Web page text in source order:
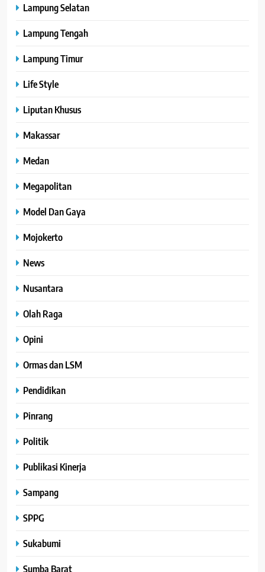
Lampung Selatan
Lampung Tengah
Lampung Timur
Life Style
Liputan Khusus
Makassar
Medan
Megapolitan
Model Dan Gaya
Mojokerto
News
Nusantara
Olah Raga
Opini
Ormas dan LSM
Pendidikan
Pinrang
Politik
Publikasi Kinerja
Sampang
SPPG
Sukabumi
Sumba Barat